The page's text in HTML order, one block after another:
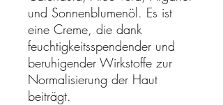
und Sonnenblumenöl. Es ist
eine Creme, die dank
feuchtigkeitsspendender und
beruhigender Wirkstoffe zur
Normalisierung der Haut
beiträgt.